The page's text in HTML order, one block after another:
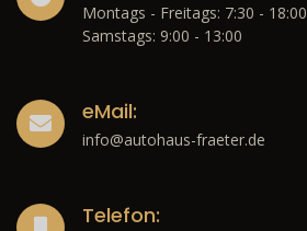
Montags - Freitags: 7:30 - 18:00
Samstags: 9:00 - 13:00
eMail:
info@autohaus-fraeter.de
Telefon: